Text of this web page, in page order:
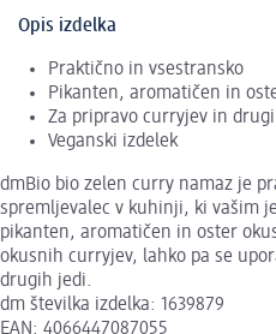
Opis izdelka
Praktično in vsestransko
Pikanten, aromatičen in
Za pripravo curryjev in
Veganski izdelek
dmBio bio zelen curry namaz je
spremljevalec v kuhinji, ki vašim
pikanten, aromatičen in oster
okusnih curryjev, lahko pa se
drugih jedi.
dm številka izdelka: 1639879
EAN: 4066447087055